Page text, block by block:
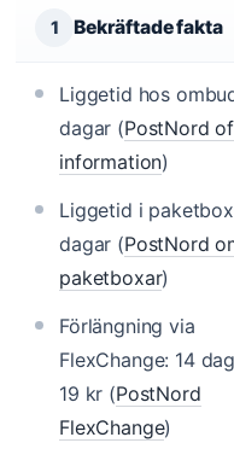
1 Bekräftade fakta
Liggetid hos
dagar (PostNord
information)
Liggetid i
dagar (PostNord
paketboxar)
Förlängning via
FlexChange: 14
19 kr (PostNord
FlexChange)